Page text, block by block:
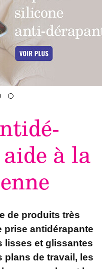
à la
de produits très
prise antidé­rapante
lisses et glissantes
plans de travail, les